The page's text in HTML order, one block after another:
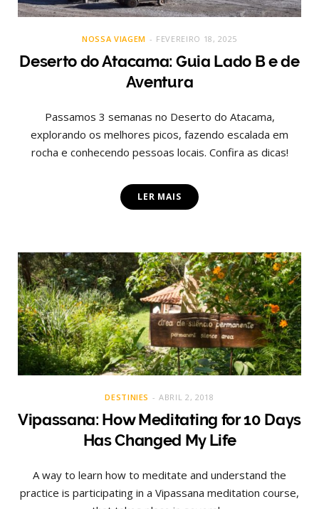
NOSSA VIAGEM FEVEREIRO 18, 2025
Deserto do Atacama: Guia Lado B e de
Aventura
Passamos 3 semanas no Deserto do Atacama,
explorando os melhores picos, fazendo escalada em
rocha e conhecendo pessoas locais. Confira as dicas!
LER MAIS
DESTINIES ABRIL 2, 2018
Vipassana: How Meditating for 10 Days
Has Changed My Life
A way to learn how to meditate and understand the
practice is participating in a Vipassana meditation course,